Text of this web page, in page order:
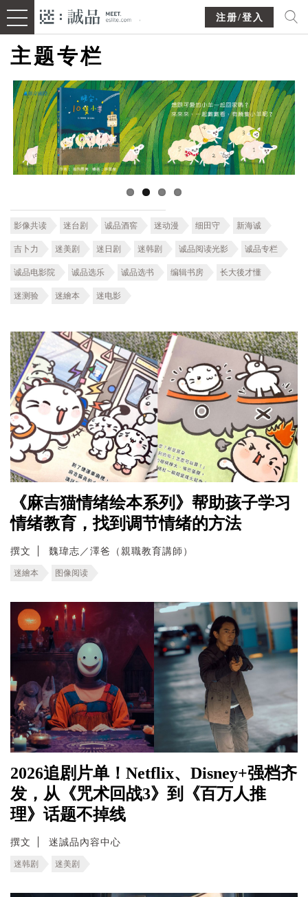
注册/登入
主题专栏
影像共读 迷台剧 诚品酒窖 迷动漫 细田守 新海诚
吉卜力 迷美剧 迷日剧 迷韩剧 诚品阅读光影 诚品专栏
诚品电影院 诚品选乐 诚品选书 编辑书房 长大後才懂
迷测验 迷繪本 迷电影
《麻吉猫情绪绘本系列》帮助孩子学习
情绪教育，找到调节情绪的方法
撰文 魏瑋志／澤爸（親職教育講師）
迷繪本 图像阅读
2026追剧片单！Netflix、Disney+强档齐
发，从《咒术回战3》到《百万人推
理》话题不掉线
撰文 迷誠品內容中心
迷韩剧 迷美剧